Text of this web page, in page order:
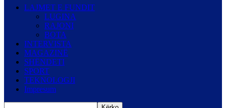
LAJMET E FUNDIT
LUGINA
RAJONI
BOTA
INTERVISTA
MAGAZINË
SHËNDETI
SPORT
TEKNOLOGJI
Impresum